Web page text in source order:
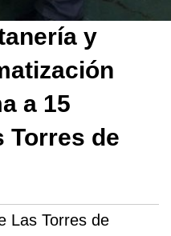
y
a 15
Torres de
Las Torres de